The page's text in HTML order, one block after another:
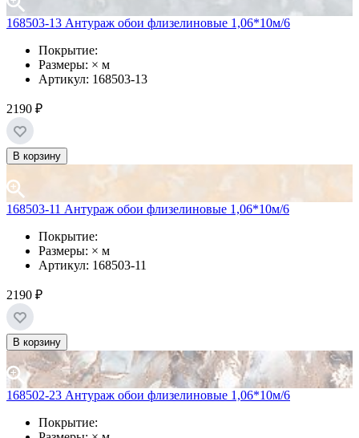
168503-13 Антураж обои флизелиновые 1,06*10м/6
Покрытие:
Размеры: × м
Артикул: 168503-13
2190 ₽
В корзину
168503-11 Антураж обои флизелиновые 1,06*10м/6
Покрытие:
Размеры: × м
Артикул: 168503-11
2190 ₽
В корзину
168502-23 Антураж обои флизелиновые 1,06*10м/6
Покрытие: